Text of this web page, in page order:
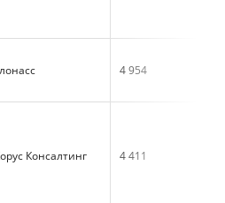
4 954
Консалтинг 4 411